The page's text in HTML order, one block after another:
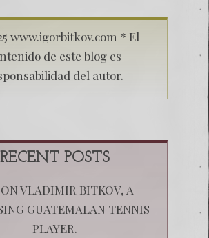
www.igorbitkov.com * El
de este blog es
del autor.
RECENT POSTS
VLADIMIR BITKOV, A
GUATEMALAN TENNIS
PLAYER.